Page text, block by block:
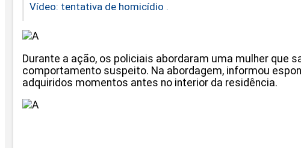
Vídeo: tentativa de homicídio .
Durante a ação, os policiais abordaram uma mulher que
comportamento suspeito. Na abordagem, informou
adquiridos momentos antes no interior da residência.